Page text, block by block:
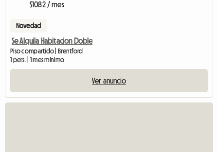
$1082 / mes
Novedad
Se Alquila Habitacion Doble
Piso compartido | Brentford
1 pers. | 1 mes mínimo
Ver anuncio